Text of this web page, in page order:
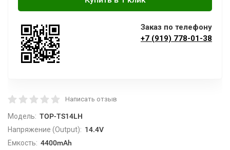
Заказ по телефону
+7 (919) 778-01-38
Написать отзыв
Модель: TOP-TS14LH
Напряжение (Output): 14.4V
Емкость: 4400mAh